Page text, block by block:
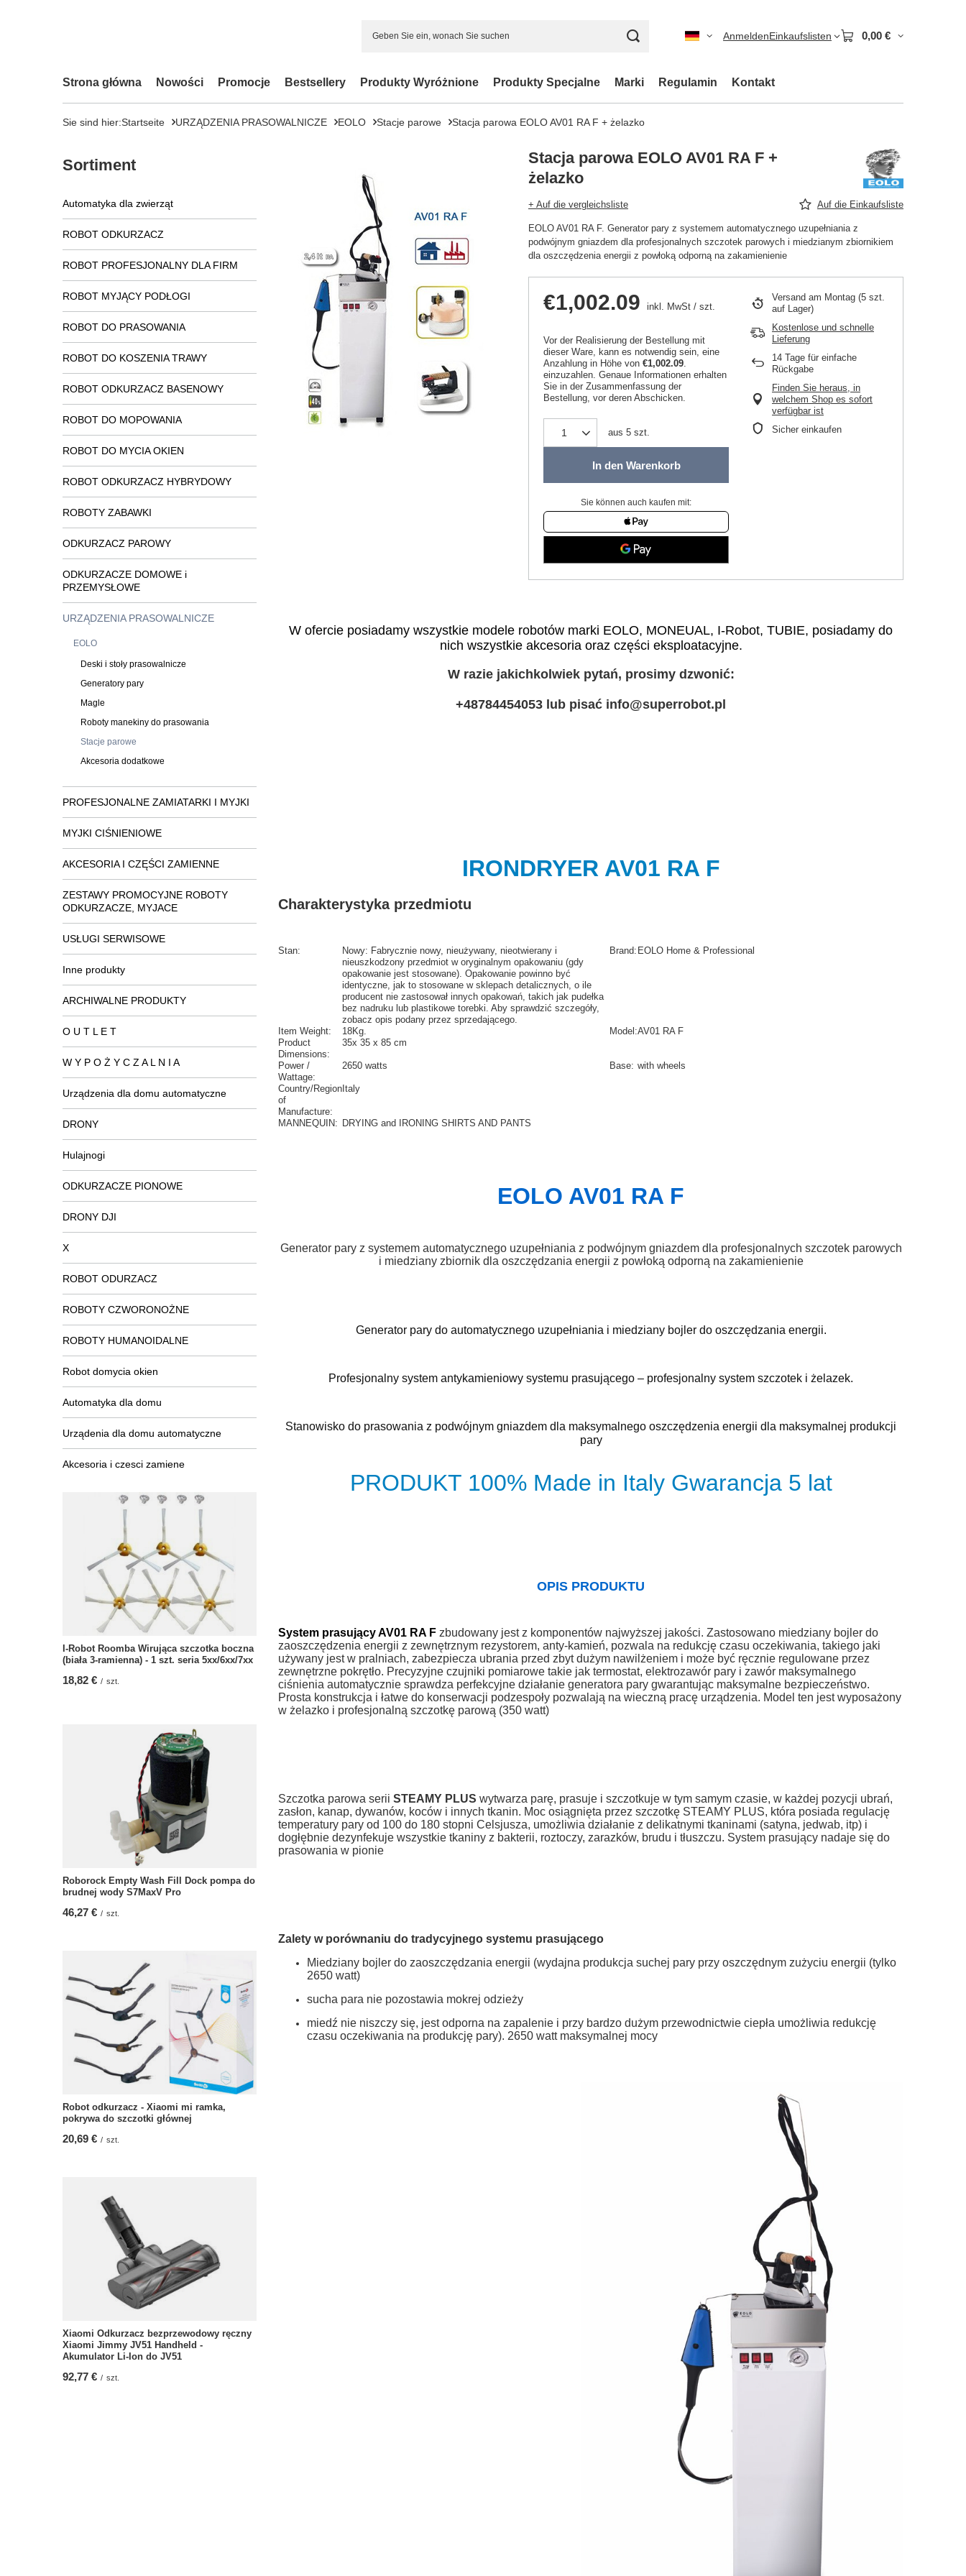
AnmeldenEinkaufslisten 0,00 €
Strona główna Nowości Promocje Bestsellery Produkty Wyróżnione Produkty Specjalne Marki Regulamin Kontakt
Sie sind hier:Startseite URZĄDZENIA PRASOWALNICZE EOLO Stacje parowe Stacja parowa EOLO AV01 RA F + żelazko
Sortiment
Automatyka dla zwierząt
ROBOT ODKURZACZ
ROBOT PROFESJONALNY DLA FIRM
ROBOT MYJĄCY PODŁOGI
ROBOT DO PRASOWANIA
ROBOT DO KOSZENIA TRAWY
ROBOT ODKURZACZ BASENOWY
ROBOT DO MOPOWANIA
ROBOT DO MYCIA OKIEN
ROBOT ODKURZACZ HYBRYDOWY
ROBOTY ZABAWKI
ODKURZACZ PAROWY
ODKURZACZE DOMOWE i
PRZEMYSŁOWE
URZĄDZENIA PRASOWALNICZE
EOLO
Deski i stoły prasowalnicze
Generatory pary
Magle
Roboty manekiny do prasowania
Stacje parowe
Akcesoria dodatkowe
PROFESJONALNE ZAMIATARKI I MYJKI
MYJKI CIŚNIENIOWE
AKCESORIA I CZĘŚCI ZAMIENNE
ZESTAWY PROMOCYJNE ROBOTY
ODKURZACZE, MYJACE
USŁUGI SERWISOWE
Inne produkty
ARCHIWALNE PRODUKTY
O U T L E T
W Y P O Ż Y C Z A L N I A
Urządzenia dla domu automatyczne
DRONY
Hulajnogi
ODKURZACZE PIONOWE
DRONY DJI
X
ROBOT ODURZACZ
ROBOTY CZWORONOŻNE
ROBOTY HUMANOIDALNE
Robot domycia okien
Automatyka dla domu
Urządenia dla domu automatyczne
Akcesoria i czesci zamiene
I-Robot Roomba Wirująca szczotka boczna
(biała 3-ramienna) - 1 szt. seria 5xx/6xx/7xx
18,82 € / szt.
Roborock Empty Wash Fill Dock pompa do
brudnej wody S7MaxV Pro
46,27 € / szt.
Robot odkurzacz - Xiaomi mi ramka,
pokrywa do szczotki głównej
20,69 € / szt.
Xiaomi Odkurzacz bezprzewodowy ręczny
Xiaomi Jimmy JV51 Handheld -
Akumulator Li-Ion do JV51
92,77 € / szt.
Stacja parowa EOLO AV01 RA F +
żelazko
+ Auf die vergleichsliste Auf die Einkaufsliste
EOLO AV01 RA F. Generator pary z systemem automatycznego uzupełniania z
podwójnym gniazdem dla profesjonalnych szczotek parowych i miedzianym zbiornikiem
dla oszczędzenia energii z powłoką odporną na zakamienienie
€1,002.09 inkl. MwSt / szt.
Vor der Realisierung der Bestellung mit
dieser Ware, kann es notwendig sein, eine
Anzahlung in Höhe von €1,002.09.
einzuzahlen. Genaue Informationen erhalten
Sie in der Zusammenfassung der
Bestellung, vor deren Abschicken.
aus 5 szt.
In den Warenkorb
Sie können auch kaufen mit:
Versand am Montag (5 szt.
auf Lager)
Kostenlose und schnelle
Lieferung
14 Tage für einfache
Rückgabe
Finden Sie heraus, in
welchem Shop es sofort
verfügbar ist
Sicher einkaufen
W ofercie posiadamy wszystkie modele robotów marki EOLO, MONEUAL, I-Robot, TUBIE, posiadamy do
nich wszystkie akcesoria oraz części eksploatacyjne.
W razie jakichkolwiek pytań, prosimy dzwonić:
+48784454053 lub pisać info@superrobot.pl
IRONDRYER AV01 RA F
Charakterystyka przedmiotu
Stan: Nowy: Fabrycznie nowy, nieużywany, nieotwierany i
nieuszkodzony przedmiot w oryginalnym opakowaniu (gdy
opakowanie jest stosowane). Opakowanie powinno być
identyczne, jak to stosowane w sklepach detalicznych, o ile
producent nie zastosował innych opakowań, takich jak pudełka
bez nadruku lub plastikowe torebki. Aby sprawdzić szczegóły,
zobacz opis podany przez sprzedającego.
Brand: EOLO Home & Professional
Item Weight: 18Kg. Model:AV01 RA F
Product
Dimensions:
35x 35 x 85 cm
Power /
Wattage:
2650 watts Base: with wheels
Country/Region
of
Manufacture:
Italy
MANNEQUIN: DRYING and IRONING SHIRTS AND PANTS
EOLO AV01 RA F
Generator pary z systemem automatycznego uzupełniania z podwójnym gniazdem dla profesjonalnych szczotek parowych
i miedziany zbiornik dla oszczędzania energii z powłoką odporną na zakamienienie
Generator pary do automatycznego uzupełniania i miedziany bojler do oszczędzania energii.
Profesjonalny system antykamieniowy systemu prasującego – profesjonalny system szczotek i żelazek.
Stanowisko do prasowania z podwójnym gniazdem dla maksymalnego oszczędzenia energii dla maksymalnej produkcji
pary
PRODUKT 100% Made in Italy Gwarancja 5 lat
OPIS PRODUKTU
System prasujący AV01 RA F zbudowany jest z komponentów najwyższej jakości. Zastosowano miedziany bojler do
zaoszczędzenia energii z zewnętrznym rezystorem, anty-kamień, pozwala na redukcję czasu oczekiwania, takiego jaki
używany jest w pralniach, zabezpiecza ubrania przed zbyt dużym nawilżeniem i może być ręcznie regulowane przez
zewnętrzne pokrętło. Precyzyjne czujniki pomiarowe takie jak termostat, elektrozawór pary i zawór maksymalnego
ciśnienia automatycznie sprawdza perfekcyjne działanie generatora pary gwarantując maksymalne bezpieczeństwo.
Prosta konstrukcja i łatwe do konserwacji podzespoły pozwalają na wieczną pracę urządzenia. Model ten jest wyposażony
w żelazko i profesjonalną szczotkę parową (350 watt)
Szczotka parowa serii STEAMY PLUS wytwarza parę, prasuje i szczotkuje w tym samym czasie, w każdej pozycji ubrań,
zasłon, kanap, dywanów, koców i innych tkanin. Moc osiągnięta przez szczotkę STEAMY PLUS, która posiada regulację
temperatury pary od 100 do 180 stopni Celsjusza, umożliwia działanie z delikatnymi tkaninami (satyna, jedwab, itp) i
dogłębnie dezynfekuje wszystkie tkaniny z bakterii, roztoczy, zarazków, brudu i tłuszczu. System prasujący nadaje się do
prasowania w pionie
Zalety w porównaniu do tradycyjnego systemu prasującego
Miedziany bojler do zaoszczędzania energii (wydajna produkcja suchej pary przy oszczędnym zużyciu energii (tylko
2650 watt)
sucha para nie pozostawia mokrej odzieży
miedź nie niszczy się, jest odporna na zapalenie i przy bardzo dużym przewodnictwie ciepła umożliwia redukcję
czasu oczekiwania na produkcję pary). 2650 watt maksymalnej mocy